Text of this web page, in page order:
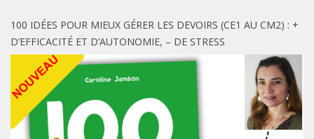
100 IDÉES POUR MIEUX GÉRER LES DEVOIRS (CE1 AU CM2) : +
D’EFFICACITÉ ET D’AUTONOMIE, – DE STRESS